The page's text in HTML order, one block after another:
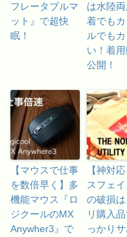
フレータブルマ
ット』で超快
眠！
は水陸
着でも
ルでも
い！着
公開！
【マウスで仕事
を数倍早く】多
機能マウス『ロ
ジクールのMX
Anywher3』で
【神対
スフェ
の破損
リ購入
っかり